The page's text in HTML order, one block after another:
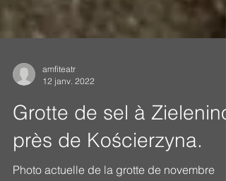
12 janv. 2022
Grotte de sel à Zielenino
près de Kościerzyna.